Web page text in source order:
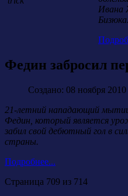
Ивана
Бизюка.
Федин забросил
Создано: 08 ноября 2010
21-летний нападающий
Федин, который является
забил свой дебютный гол в
страны.
Подробнее...
Страница 709 из 714